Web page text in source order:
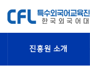
진흥원 소개